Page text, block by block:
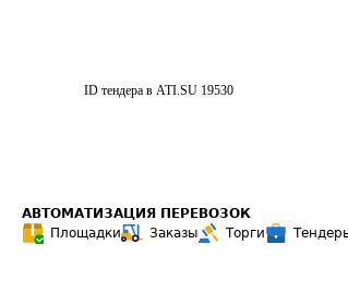
ID тендера в ATI.SU 19530
АВТОМАТИЗАЦИЯ ПЕРЕВОЗОК
Площадки
Заказы Торги